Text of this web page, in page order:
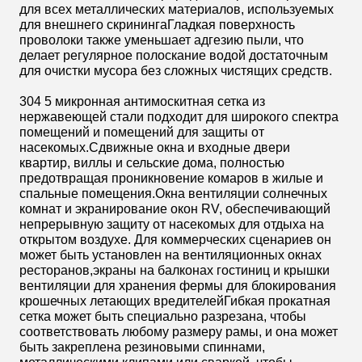
для всех металлических материалов, используемых
для внешнего скринингаГладкая поверхность
проволоки также уменьшает адгезию пыли, что
делает регулярное полоскание водой достаточным
для очистки мусора без сложных чистящих средств.
304 5 микронная антимоскитная сетка из
нержавеющей стали подходит для широкого спектра
помещений и помещений для защиты от
насекомых.Сдвижные окна и входные двери
квартир, виллы и сельские дома, полностью
предотвращая проникновение комаров в жилые и
спальные помещения.Окна вентиляции солнечных
комнат и экранирование окон RV, обеспечивающий
непрерывную защиту от насекомых для отдыха на
открытом воздухе. Для коммерческих сценариев он
может быть установлен на вентиляционных окнах
ресторанов,экраны на балконах гостиниц и крышки
вентиляции для хранения фермы для блокирования
крошечных летающих вредителейГибкая прокатная
сетка может быть специально разрезана, чтобы
соответствовать любому размеру рамы, и она может
быть закреплена резиновыми спиннами,